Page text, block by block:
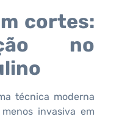
cortes:
no
técnica moderna
invasiva em